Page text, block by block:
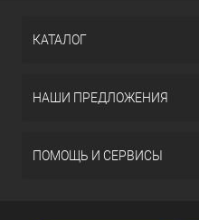
КАТАЛОГ
НАШИ ПРЕДЛОЖЕНИЯ
ПОМОЩЬ И СЕРВИСЫ